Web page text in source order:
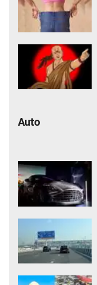
Auto